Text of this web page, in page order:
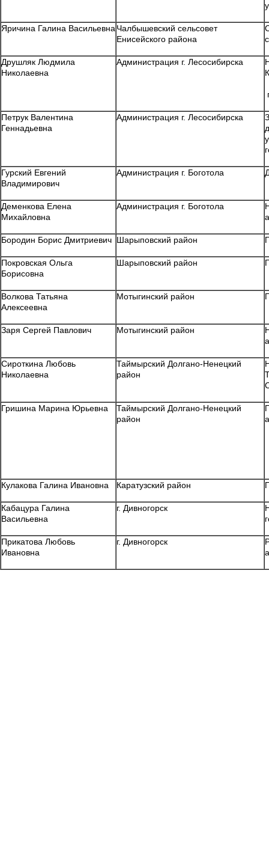
Яричина Галина Васильевна Чалбышевский сельсовет
Енисейского района
Друшляк Людмила
Николаевна
Администрация г. Лесосибирска
Петрук Валентина
Геннадьевна
Администрация г. Лесосибирска
Гурский Евгений
Владимирович
Администрация г. Боготола
Деменкова Елена
Михайловна
Администрация г. Боготола
Бородин Борис Дмитриевич Шарыповский район
Покровская Ольга
Борисовна
Шарыповский район
Волкова Татьяна
Алексеевна
Мотыгинский район
Заря Сергей Павлович Мотыгинский район
Сироткина Любовь
Николаевна
Таймырский Долгано-Ненецкий
район
Гришина Марина Юрьевна
Таймырский Долгано-Ненецкий
район
Кулакова Галина Ивановна Каратузский район
Кабацура Галина
Васильевна
г. Дивногорск
Прикатова Любовь
Ивановна
г. Дивногорск